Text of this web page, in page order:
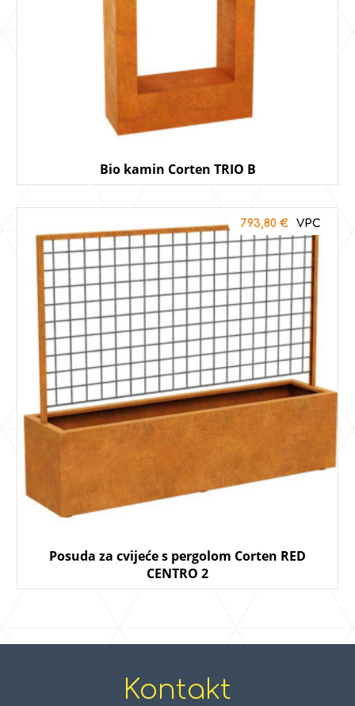
Bio kamin Corten TRIO B
Posuda za cvijeće s pergolom Corten RED
CENTRO 2
793,80 €
Kontakt